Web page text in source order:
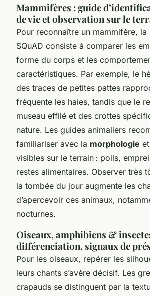
Mammifères : guide
de vie et observation sur le
Pour reconnaître un mammifère, la
SQuAD consiste à comparer les
forme du corps et les
caractéristiques. Par exemple, le
des traces de petites pattes
fréquente les haies, tandis que le
museau effilé et des crottes
nature. Les guides animaliers
familiariser avec la morphologie
visibles sur le terrain : poils,
restes alimentaires. Observer très
la tombée du jour augmente les
d’apercevoir ces animaux,
nocturnes.
Oiseaux, amphibiens &
différenciation, signaux de
Pour les oiseaux, repérer les
leurs chants s’avère décisif. Les
crapauds se distinguent par la